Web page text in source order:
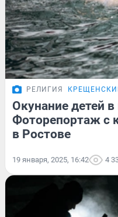
РЕЛИГИЯ
Окунание детей
Фоторепортаж с
в Ростове
19 января, 2025, 16:42 4